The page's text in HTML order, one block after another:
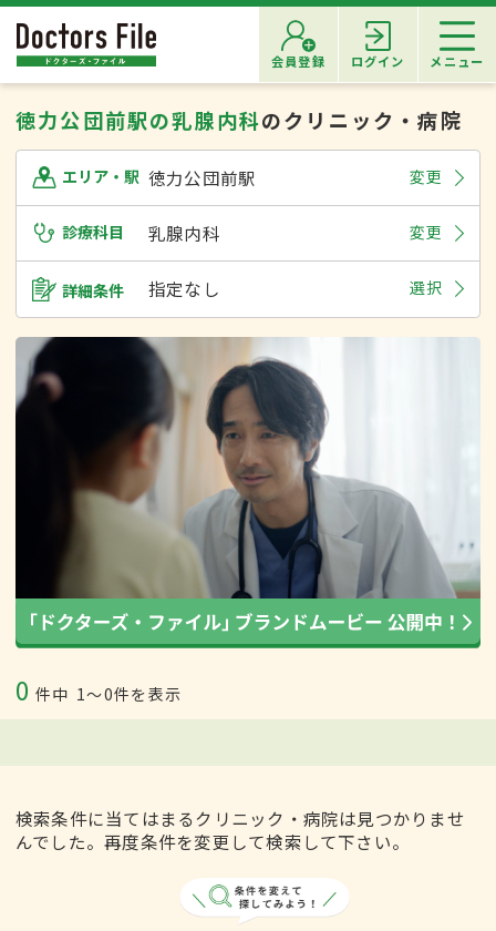
会員登録 ログイン メニュー
徳力公団前駅の乳腺内科のクリニック・病院
エリア・駅 徳力公団前駅 変更
診療科目 乳腺内科 変更
詳細条件 指定なし 選択
0 件中 1〜0件を表示
検索条件に当てはまるクリニック・病院は見つかりませ
んでした。再度条件を変更して検索して下さい。